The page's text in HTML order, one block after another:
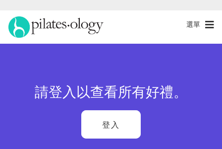
選單
請登入以查看所有好禮。
登入